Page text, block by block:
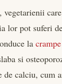
vegetarienii
lor pot suferi
la
si
de calciu, cum